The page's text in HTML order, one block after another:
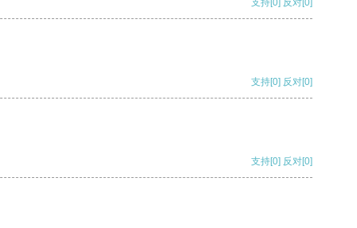
支持 [0] 反对 [0]
支持[0] 反对[0]
支持[0] 反对[0]